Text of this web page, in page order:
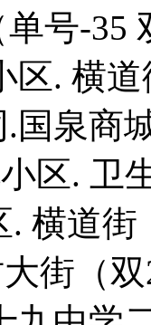
号-35
区. 横
国泉商
区. 卫
横道街
街（